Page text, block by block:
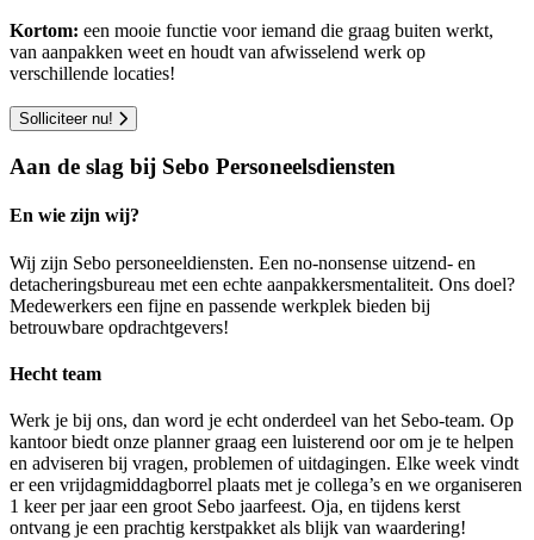
Kortom: een mooie functie voor iemand die graag buiten werkt,
van aanpakken weet en houdt van afwisselend werk op
verschillende locaties!
Solliciteer nu!
Aan de slag bij Sebo Personeelsdiensten
En wie zijn wij?
Wij zijn Sebo personeeldiensten. Een no-nonsense uitzend- en
detacheringsbureau met een echte aanpakkersmentaliteit. Ons doel?
Medewerkers een fijne en passende werkplek bieden bij
betrouwbare opdrachtgevers!
Hecht team
Werk je bij ons, dan word je echt onderdeel van het Sebo-team. Op
kantoor biedt onze planner graag een luisterend oor om je te helpen
en adviseren bij vragen, problemen of uitdagingen. Elke week vindt
er een vrijdagmiddagborrel plaats met je collega’s en we organiseren
1 keer per jaar een groot Sebo jaarfeest. Oja, en tijdens kerst
ontvang je een prachtig kerstpakket als blijk van waardering!